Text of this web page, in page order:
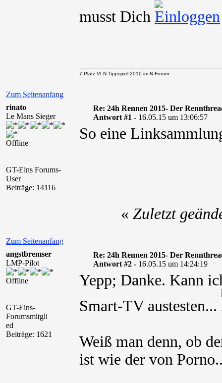
musst Dich
Zum Seitenanfang
7.Platz VLN Tippspiel 2010 im N-Forum
rinato
Le Mans Sieger
Offline
GT-Eins Forums-
User
Beiträge: 14116
Re: 24h Rennen 2015- Der
Antwort #1 - 16.05.15 um 13:06:57
So eine
Zum Seitenanfang
« Zuletzt
angstbremser
LMP-Pilot
Offline
GT-Eins-
Forumsmitgli
ed
Beiträge: 1621
Re: 24h Rennen 2015- Der
Antwort #2 - 16.05.15 um 14:24:19
Yepp; Danke. Kann
Smart-TV austesten...
Weiß man denn, ob
ist wie der von